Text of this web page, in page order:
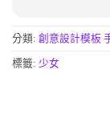
分類: 創意設計模板
標籤: 少女